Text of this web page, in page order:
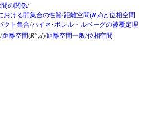
間の関係/
おける開集合の性質/距離空間(Rd)と位相空間
クト集合/ハイネ･ボレル・ルベーグの被覆定理
距離空間(Rn,d)/距離空間一般/位相空間